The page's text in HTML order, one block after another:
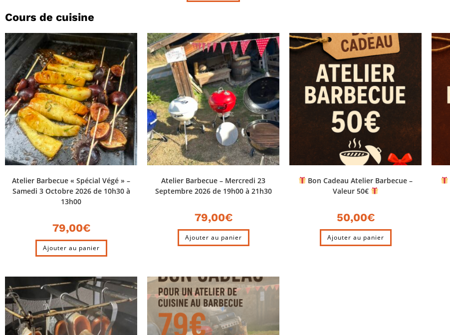
Cours de cuisine
Atelier Barbecue « Spécial Végé » –
Samedi 3 Octobre 2026 de 10h30 à
13h00
79,00€
Ajouter au panier
Atelier Barbecue – Mercredi 23
Septembre 2026 de 19h00 à 21h30
79,00€
Ajouter au panier
Bon Cadeau Atelier Barbecue –
Valeur 50€
50,00€
Ajouter au panier